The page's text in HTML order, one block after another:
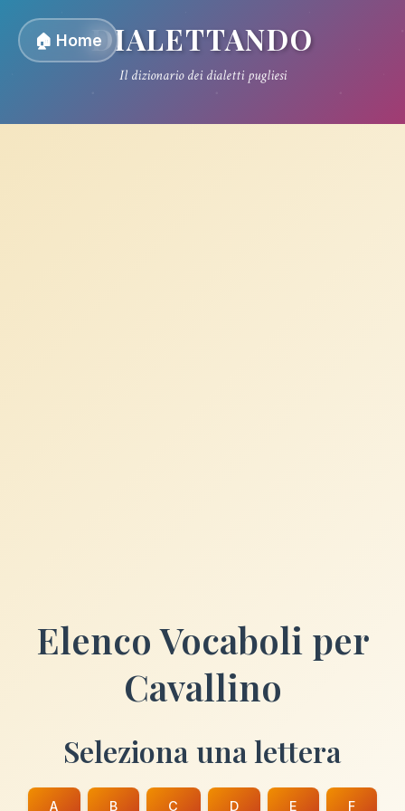
🏠 HomeDIALETTANDO
Il dizionario dei dialetti pugliesi
Elenco Vocaboli per
Cavallino
Seleziona una lettera
A B C D E F